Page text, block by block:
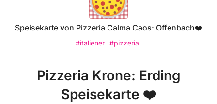
Speisekarte von Pizzeria Calma Caos: Offenbach❤️
#italiener #pizzeria
Pizzeria Krone: Erding
Speisekarte ❤️